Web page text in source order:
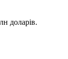
доларів.